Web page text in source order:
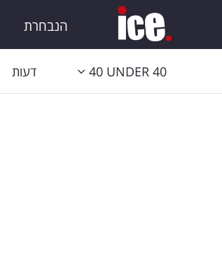
הנבחרת
40 UNDER 40 דעות